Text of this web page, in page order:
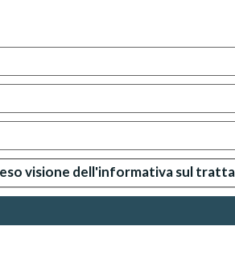
visione dell'informativa sul